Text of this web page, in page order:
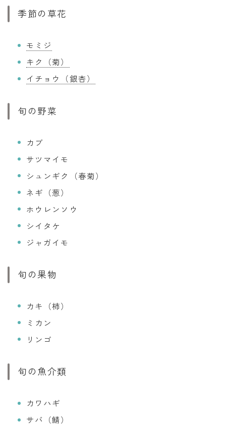
季節の草花
モミジ
キク（菊）
イチョウ（銀杏）
旬の野菜
カブ
サツマイモ
シュンギク（春菊）
ネギ（葱）
ホウレンソウ
シイタケ
ジャガイモ
旬の果物
カキ（柿）
ミカン
リンゴ
旬の魚介類
カワハギ
サバ（鯖）